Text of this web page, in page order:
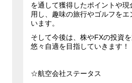
を通して獲得したポイントや現
用し、趣味の旅行やゴルフをエ
います。
そして今後は、株やFXの投資
悠々自適を目指していきます！
☆航空会社ステータス